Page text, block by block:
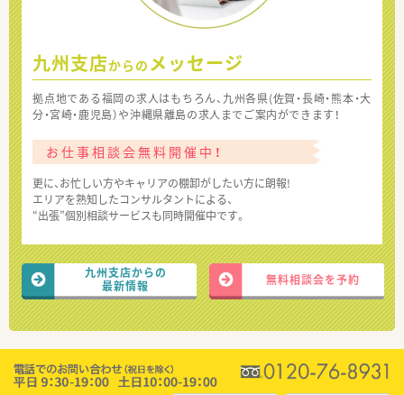
九州支店からの メッセージ
拠点地である福岡の求人はもちろん、九州各県(佐賀・長崎・熊本・大
分・宮崎・鹿児島）や沖縄県離島の求人までご案内ができます！
お仕事相談会無料開催中！
更に、お忙しい方やキャリアの棚卸がしたい方に朗報!
エリアを熟知したコンサルタントによる、
“出張”個別相談サービスも同時開催中です。
九州支店からの
最新情報
無料相談会を予約